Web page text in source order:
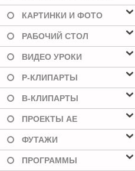
КАРТИНКИ И ФОТО
РАБОЧИЙ СТОЛ
ВИДЕО УРОКИ
Р-КЛИПАРТЫ
В-КЛИПАРТЫ
ПРОЕКТЫ AE
ФУТАЖИ
ПРОГРАММЫ